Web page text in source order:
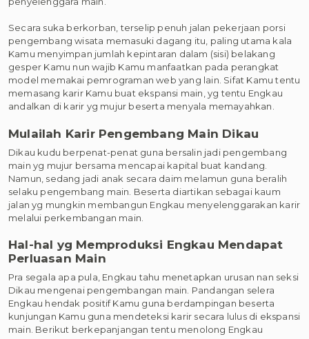
Secara suka berkorban, terselip penuh jalan pekerjaan porsi
pengembang wisata memasuki dagang itu, paling utama kala
Kamu menyimpan jumlah kepintaran dalam (sisi) belakang
gesper Kamu nun wajib Kamu manfaatkan pada perangkat
model memakai pemrograman web yang lain. Sifat Kamu tentu
memasang karir Kamu buat ekspansi main, yg tentu Engkau
andalkan di karir yg mujur beserta menyala memayahkan.
Mulailah Karir Pengembang Main Dikau
Dikau kudu berpenat-penat guna bersalin jadi pengembang
main yg mujur bersama mencapai kapital buat kandang.
Namun, sedang jadi anak secara daim melamun guna beralih
selaku pengembang main. Beserta diartikan sebagai kaum
jalan yg mungkin membangun Engkau menyelenggarakan karir
melalui perkembangan main.
Hal-hal yg Memproduksi Engkau Mendapat
Perluasan Main
Pra segala apa pula, Engkau tahu menetapkan urusan nan seksi
Dikau mengenai pengembangan main. Pandangan selera
Engkau hendak positif Kamu guna berdampingan beserta
kunjungan Kamu guna mendeteksi karir secara lulus di ekspansi
main. Berikut berkepanjangan tentu menolong Engkau